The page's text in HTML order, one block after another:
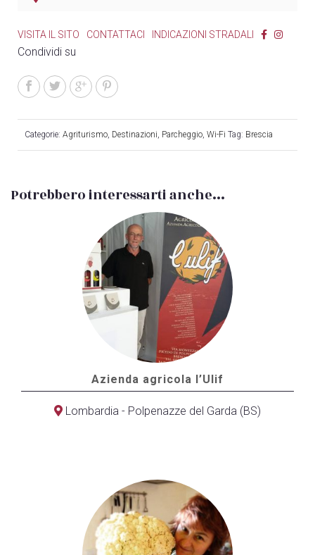
VISITA IL SITO CONTATTACI INDICAZIONI STRADALI
Condividi su
Categorie: Agriturismo Destinazioni Parcheggio Wi-Fi Tag: Brescia
Potrebbero interessarti anche...
Azienda agricola l’Ulif
Lombardia - Polpenazze del Garda (BS)